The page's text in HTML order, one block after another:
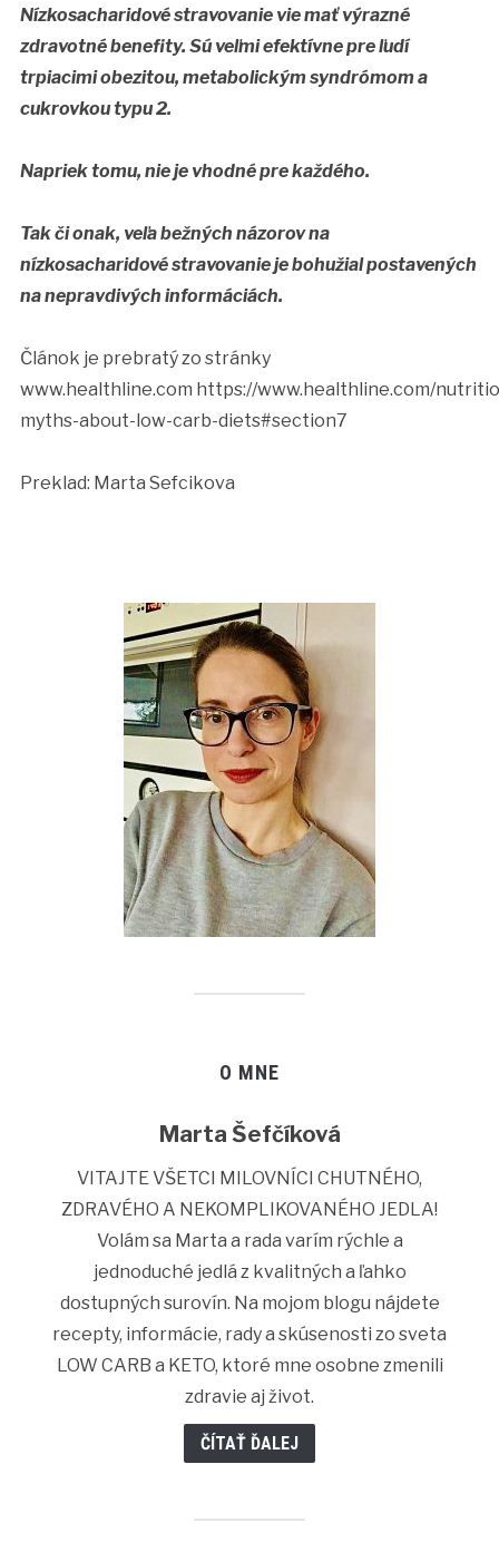
Nízkosacharidové stravovanie vie mať výrazné
zdravotné benefity. Sú veľmi efektívne pre ľudí
trpiacimi obezitou, metabolickým syndrómom a
cukrovkou typu 2.
Napriek tomu, nie je vhodné pre každého.
Tak či onak, veľa bežných názorov na
nízkosacharidové stravovanie je bohužial postavených
na nepravdivých informáciách.
Článok je prebratý zo stránky
www.healthline.com https://www.healthline.com/
myths-about-low-carb-diets#section7
Preklad: Marta Sefcikova
O MNE
Marta Šefčíková
VITAJTE VŠETCI MILOVNÍCI CHUTNÉHO,
ZDRAVÉHO A NEKOMPLIKOVANÉHO JEDLA!
Volám sa Marta a rada varím rýchle a
jednoduché jedlá z kvalitných a ľahko
dostupných surovín. Na mojom blogu nájdete
recepty, informácie, rady a skúsenosti zo sveta
LOW CARB a KETO, ktoré mne osobne zmenili
zdravie aj život.
ČÍTAŤ ĎALEJ